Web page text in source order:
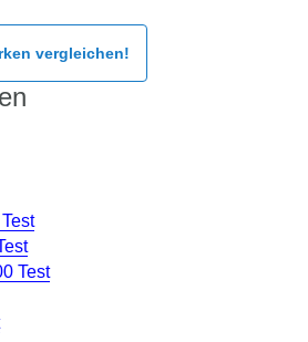
vergleichen!
Test